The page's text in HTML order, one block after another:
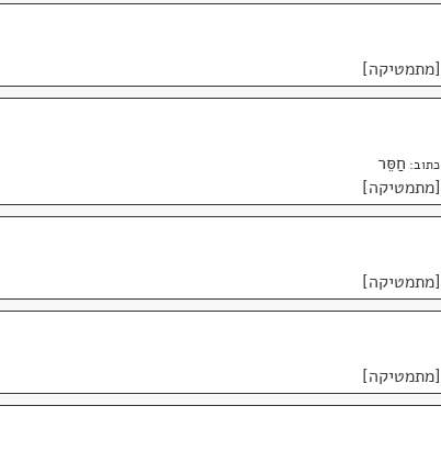
[מתמטיקה]
חַסֵּר
[מתמטיקה]
[מתמטיקה]
[מתמטיקה]